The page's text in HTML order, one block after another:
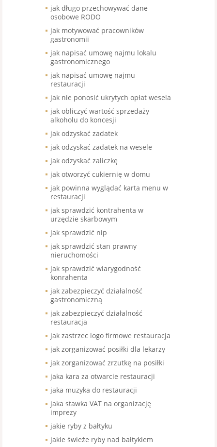
jak długo przechowywać dane
osobowe RODO
jak motywować pracowników
gastronomii
jak napisać umowę najmu lokalu
gastronomicznego
jak napisać umowę najmu
restauracji
jak nie ponosić ukrytych opłat wesela
jak obliczyć wartość sprzedaży
alkoholu do koncesji
jak odzyskać zadatek
jak odzyskać zadatek na wesele
jak odzyskać zaliczkę
jak otworzyć cukiernię w domu
jak powinna wyglądać karta menu w
restauracji
jak sprawdzić kontrahenta w
urzędzie skarbowym
jak sprawdzić nip
jak sprawdzić stan prawny
nieruchomości
jak sprawdzić wiarygodność
konrahenta
jak zabezpieczyć działalność
gastronomiczną
jak zabezpieczyć działalność
restauracja
jak zastrzec logo firmowe restauracja
jak zorganizować posiłki dla lekarzy
jak zorganizować zrzutkę na posiłki
jaka kara za otwarcie restauracji
jaka muzyka do restauracji
jaka stawka VAT na organizację
imprezy
jakie ryby z bałtyku
jakie świeże ryby nad bałtykiem